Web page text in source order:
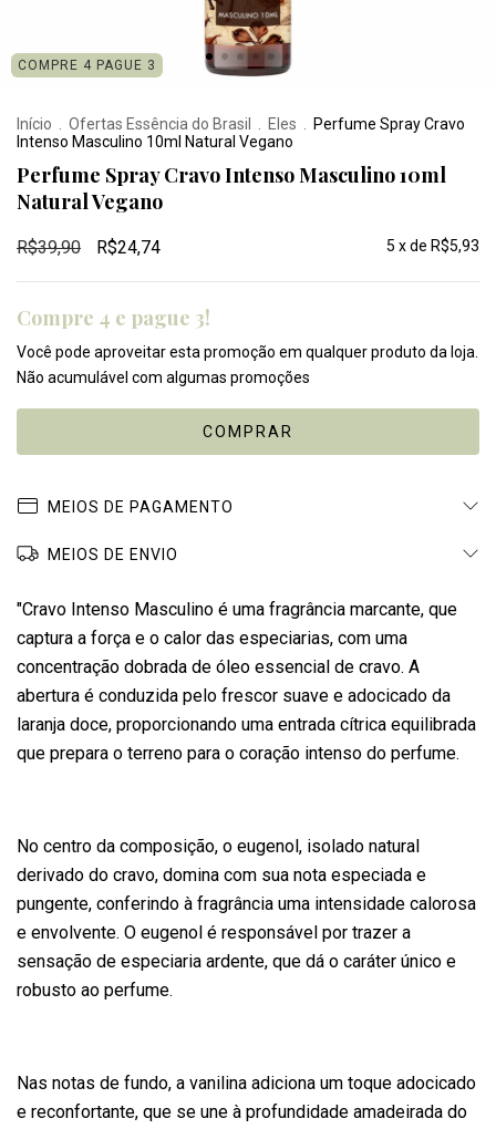
COMPRE 4 PAGUE 3
Início Ofertas Essência do Brasil Eles
Perfume Spray Cravo
Intenso Masculino 10ml Natural Vegano
Perfume Spray Cravo Intenso Masculino 10ml
Natural Vegano
R$39,90 R$24,74 5 x de R$5,93
Compre 4 e pague 3!
Você pode aproveitar esta promoção em qualquer produto da loja.
Não acumulável com algumas promoções
MEIOS DE PAGAMENTO
MEIOS DE ENVIO
"Cravo Intenso Masculino é uma fragrância marcante, que
captura a força e o calor das especiarias, com uma
concentração dobrada de óleo essencial de cravo. A
abertura é conduzida pelo frescor suave e adocicado da
laranja doce, proporcionando uma entrada cítrica equilibrada
que prepara o terreno para o coração intenso do perfume.
No centro da composição, o eugenol, isolado natural
derivado do cravo, domina com sua nota especiada e
pungente, conferindo à fragrância uma intensidade calorosa
e envolvente. O eugenol é responsável por trazer a
sensação de especiaria ardente, que dá o caráter único e
robusto ao perfume.
Nas notas de fundo, a vanilina adiciona um toque adocicado
e reconfortante, que se une à profundidade amadeirada do